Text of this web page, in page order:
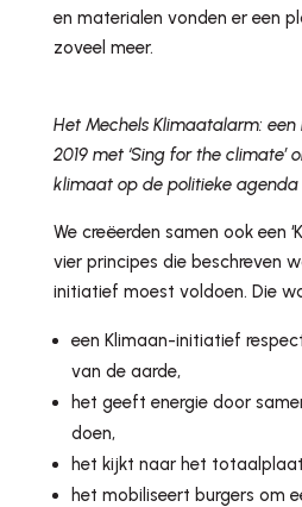
en materialen vonden er een
zoveel meer.
Het Mechels Klimaatalarm:
2019 met ‘Sing for the climate’
klimaat op de politieke agenda
We creëerden samen ook een
vier principes die beschreven
initiatief moest voldoen. Die
een Klimaan-initiatief
van de aarde,
het geeft energie door
doen,
het kijkt naar het
het mobiliseert burgers om